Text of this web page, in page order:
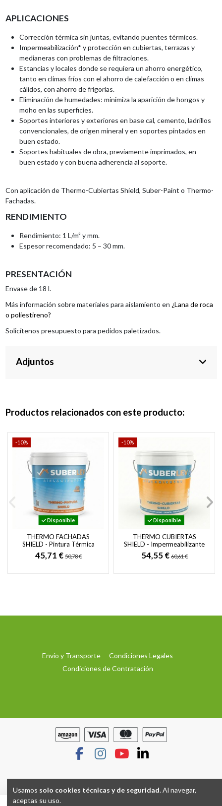
APLICACIONES
Corrección térmica sin juntas, evitando puentes térmicos.
Impermeabilización* y protección en cubiertas, terrazas y
medianeras con problemas de filtraciones.
Estancias y locales donde se requiera un ahorro energético,
tanto en climas fríos con el ahorro de calefacción o en climas
cálidos, con ahorro de frigorías.
Eliminación de humedades: minimiza la aparición de hongos y
moho en las superficies.
Soportes interiores y exteriores en base cal, cemento, ladrillos
convencionales, de origen mineral y en soportes pintados en
buen estado.
Soportes habituales de obra, previamente imprimados, en
buen estado y con buena adherencia al soporte.
Con aplicación de Thermo-Cubiertas Shield, Suber-Paint o Thermo-
Fachadas.
RENDIMIENTO
Rendimiento: 1 L/m² y mm.
Espesor recomendado: 5 – 30 mm.
PRESENTACIÓN
Envase de 18 l.
Más información sobre materiales para aislamiento en ¿Lana de roca
o poliestireno?
Solicítenos presupuesto para pedidos paletizados.
Adjuntos
Productos relacionados con este producto:
-10%
Disponible
THERMO FACHADAS
SHIELD - Pintura Térmica
para Fachadas Exteriores
45,71 € 50,78 €
-10%
Disponible
THERMO CUBIERTAS
SHIELD - Impermeabilizante
y Corrector Térmico de
Cubiertas y Fachadas
54,55 € 60,61 €
Envío y Transporte
Condiciones Legales
Condiciones de Contratación
Usamos solo cookies técnicas y de seguridad. Al navegar,
aceptas su uso.